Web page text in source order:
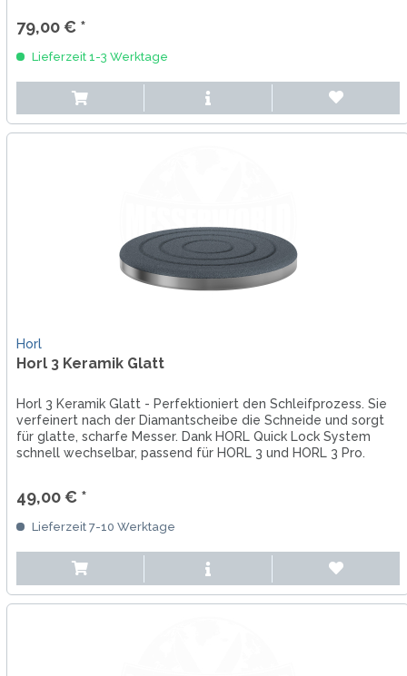
79,00 € *
Lieferzeit 1-3 Werktage
Horl
Horl 3 Keramik Glatt
Horl 3 Keramik Glatt - Perfektioniert den Schleifprozess. Sie
verfeinert nach der Diamantscheibe die Schneide und sorgt
für glatte, scharfe Messer. Dank HORL Quick Lock System
schnell wechselbar, passend für HORL 3 und HORL 3 Pro.
49,00 € *
Lieferzeit 7-10 Werktage